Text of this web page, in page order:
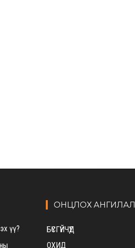
үү?
ОНЦЛОХ АНГИЛАЛ
БҮСГҮЙЧҮҮД
ОХИД